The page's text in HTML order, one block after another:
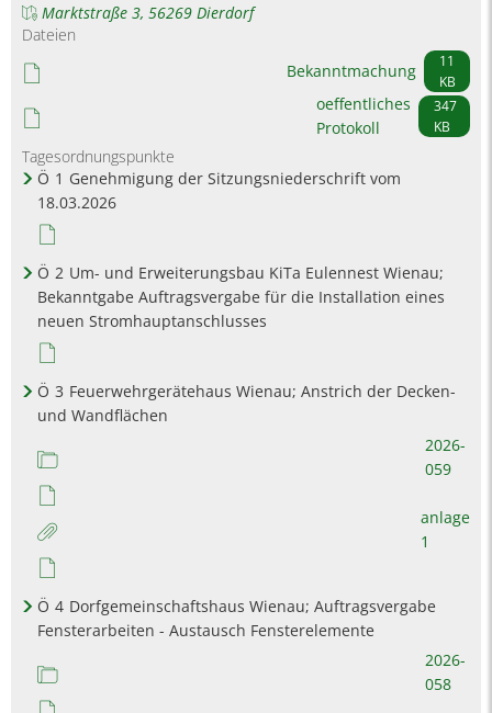
Marktstraße 3, 56269 Dierdorf
Dateien
Bekanntmachung
11
KB
oeffentliches
Protokoll
347
KB
Tagesordnungspunkte
Ö 1 Genehmigung der Sitzungsniederschrift vom
18.03.2026
Ö 2 Um- und Erweiterungsbau KiTa Eulennest Wienau;
Bekanntgabe Auftragsvergabe für die Installation eines
neuen Stromhauptanschlusses
Ö 3 Feuerwehrgerätehaus Wienau; Anstrich der Decken-
und Wandflächen
2026-
059
anlage
1
Ö 4 Dorfgemeinschaftshaus Wienau; Auftragsvergabe
Fensterarbeiten - Austausch Fensterelemente
2026-
058